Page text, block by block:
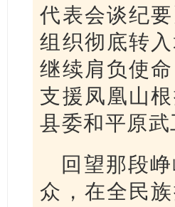
代表会谈纪
组织彻底转
继续肩负使
支援凤凰山
县委和平原
回望那段
众，在全民